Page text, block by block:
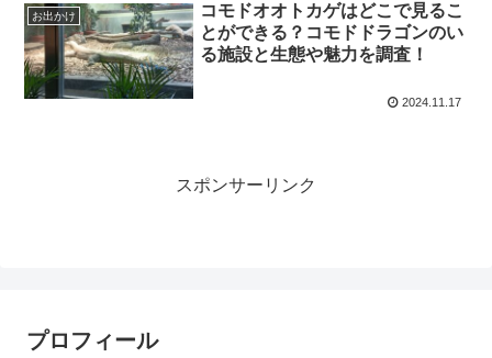
お出かけ
コモドオオトカゲはどこで見るこ
とができる？コモドドラゴンのい
る施設と生態や魅力を調査！
2024.11.17
スポンサーリンク
プロフィール